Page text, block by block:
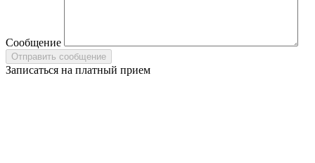
Сообщение
Записаться на платный прием